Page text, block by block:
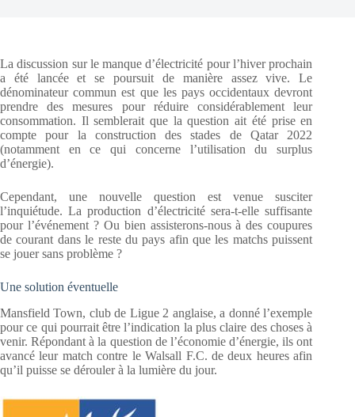
La discussion sur le manque d’électricité pour l’hiver prochain
a été lancée et se poursuit de manière assez vive. Le
dénominateur commun est que les pays occidentaux devront
prendre des mesures pour réduire considérablement leur
consommation. Il semblerait que la question ait été prise en
compte pour la construction des stades de Qatar 2022
(notamment en ce qui concerne l’utilisation du surplus
d’énergie).
Cependant, une nouvelle question est venue susciter
l’inquiétude. La production d’électricité sera-t-elle suffisante
pour l’événement ? Ou bien assisterons-nous à des coupures
de courant dans le reste du pays afin que les matchs puissent
se jouer sans problème ?
Une solution éventuelle
Mansfield Town, club de Ligue 2 anglaise, a donné l’exemple
pour ce qui pourrait être l’indication la plus claire des choses à
venir. Répondant à la question de l’économie d’énergie, ils ont
avancé leur match contre le Walsall F.C. de deux heures afin
qu’il puisse se dérouler à la lumière du jour.